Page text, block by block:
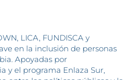
LICA, FUNDISCA y
en la inclusión de personas
Apoyadas por
y el programa Enlaza Sur,